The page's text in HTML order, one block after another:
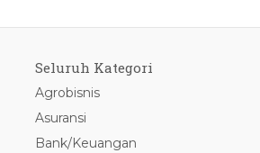
Seluruh Kategori
Agrobisnis
Asuransi
Bank/Keuangan